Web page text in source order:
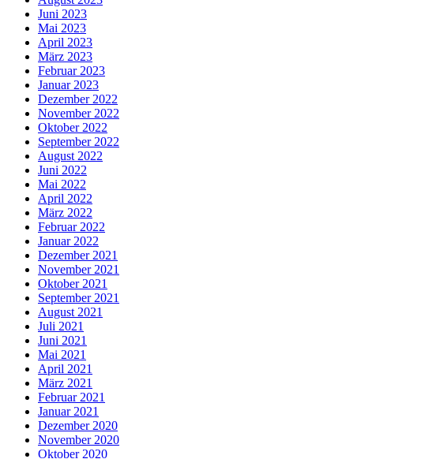
Juni 2023
Mai 2023
April 2023
März 2023
Februar 2023
Januar 2023
Dezember 2022
November 2022
Oktober 2022
September 2022
August 2022
Juni 2022
Mai 2022
April 2022
März 2022
Februar 2022
Januar 2022
Dezember 2021
November 2021
Oktober 2021
September 2021
August 2021
Juli 2021
Juni 2021
Mai 2021
April 2021
März 2021
Februar 2021
Januar 2021
Dezember 2020
November 2020
Oktober 2020